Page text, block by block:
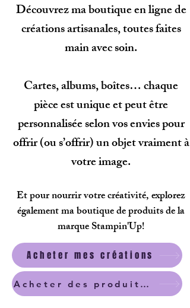
Découvrez ma boutique en ligne de
créations artisanales, toutes faites
main avec soin.
Cartes, albums, boîtes… chaque
pièce est unique et peut être
personnalisée selon vos envies pour
offrir (ou s’offrir) un objet vraiment à
votre image.
Et pour nourrir votre créativité, explorez
également ma boutique de produits de la
marque Stampin'Up!
Acheter mes créations
Acheter des produits scrapbooking